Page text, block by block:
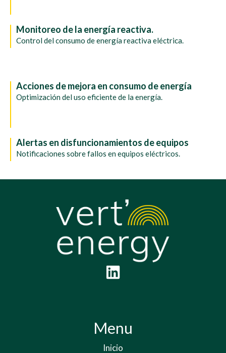
Monitoreo de la energía reactiva.
Control del consumo de energía reactiva eléctrica.
Acciones de mejora en consumo de energía
Optimización del uso eficiente de la energía.
Alertas en disfuncionamientos de equipos
Notificaciones sobre fallos en equipos eléctricos.
Menu
Inicio